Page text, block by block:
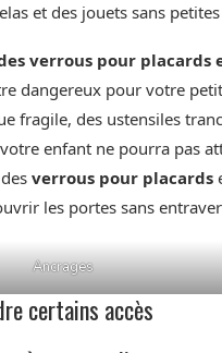
et des jouets sans
verrous pour placards
dangereux pour votre
fragile, des ustensiles
enfant ne pourra pas
verrous pour placards
les portes sans
Ancrages
certains accès